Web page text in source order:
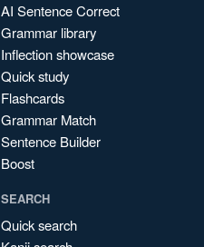
AI Sentence Correct
Grammar library
Inflection showcase
Quick study
Flashcards
Grammar Match
Sentence Builder
Boost
SEARCH
Quick search